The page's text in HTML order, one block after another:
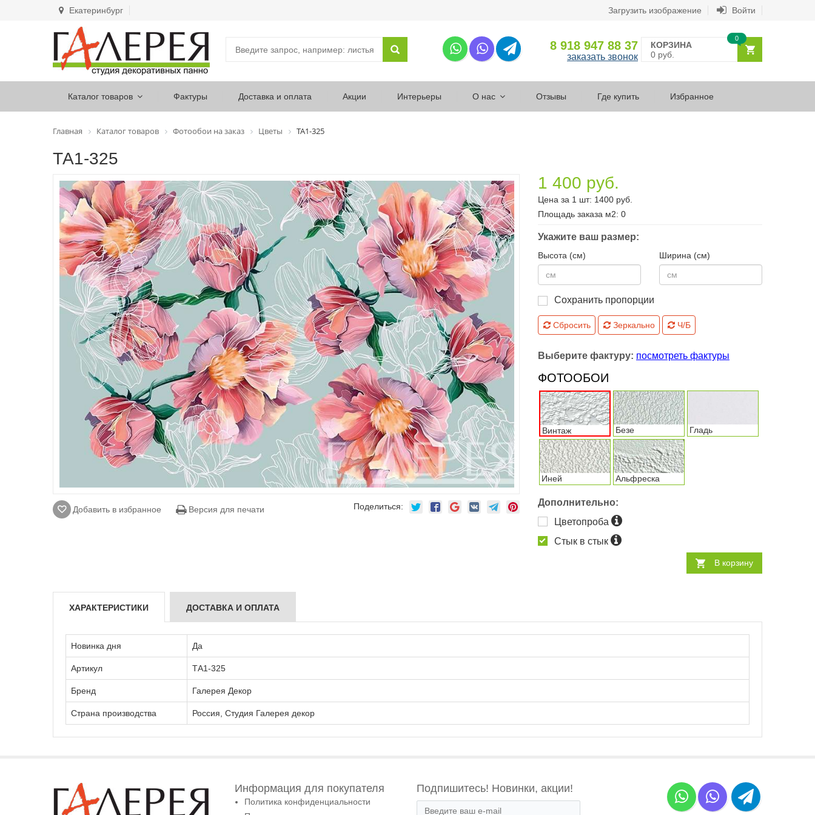
Екатеринбург Загрузить изображение Войти
8 918 947 88 37
заказать звонок
КОРЗИНА
0 руб.
0
Каталог товаров Фактуры Доставка и оплата Акции Интерьеры О нас Отзывы Где купить Избранное
Главная Каталог товаров Фотообои на заказ Цветы ТА1-325
ТА1-325
Добавить в избранное Версия для печати Поделиться:
1 400 руб.
Цена за 1 шт: 1400 руб.
Площадь заказа м2: 0
Укажите ваш размер:
Высота (см) Ширина (см)
Сохранить пропорции
Сбросить Зеркально Ч/Б
Выберите фактуру: посмотреть фактуры
ФОТООБОИ
Винтаж Безе Гладь
Иней Альфреска
Дополнительно:
Цветопроба
Стык в стык
В корзину
ХАРАКТЕРИСТИКИ ДОСТАВКА И ОПЛАТА
Новинка дня Да
Артикул ТА1-325
Бренд Галерея Декор
Страна производства Россия, Студия Галерея декор
Информация для покупателя
Политика конфиденциальности
Подпишитесь! Новинки, акции!